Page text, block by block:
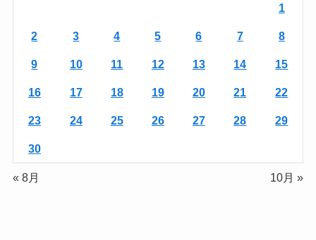
1
2 3 4 5 6 7 8
9 10 11 12 13 14 15
16 17 18 19 20 21 22
23 24 25 26 27 28 29
30
« 8月 10月 »